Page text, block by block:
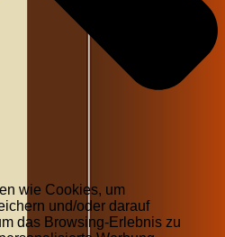
wie Cookies, um
und/oder darauf
das Browsing-Erlebnis zu